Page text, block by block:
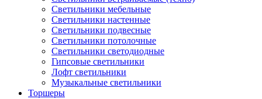
Светильники мебельные
Светильники настенные
Светильники подвесные
Светильники потолочные
Светильники светодиодные
Гипсовые светильники
Лофт светильники
Музыкальные светильники
Торшеры